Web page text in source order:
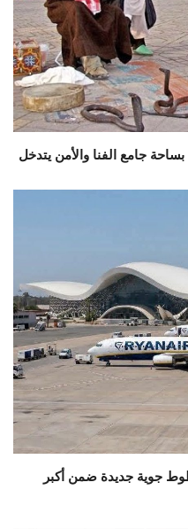
جامع الفنا والأمن يتدخل
جاذبيتها السياحية بـ 5 خطوط جوية جديدة ضمن أكبر